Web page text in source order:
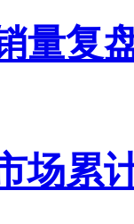
量复
场累